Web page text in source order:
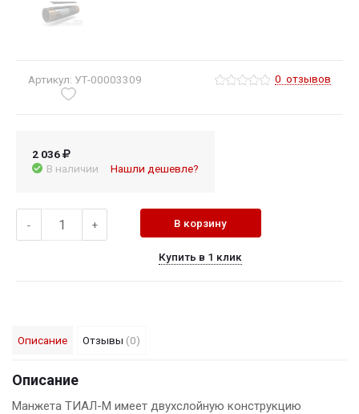
Артикул: УТ-00003309 0 отзывов
2 036
В наличии
Нашли дешевле?
- + В корзину
Купить в 1 клик
Описание Отзывы (0)
Описание
Манжета ТИАЛ-М имеет двухслойную конструкцию